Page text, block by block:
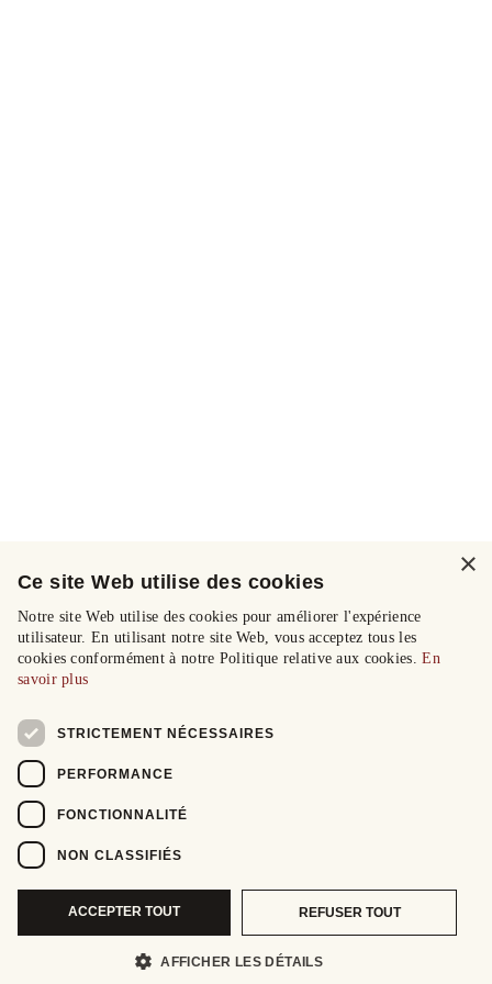
×
Ce site Web utilise des cookies
Notre site Web utilise des cookies pour améliorer l'expérience
utilisateur. En utilisant notre site Web, vous acceptez tous les
cookies conformément à notre Politique relative aux cookies.En
savoir plus
STRICTEMENT NÉCESSAIRES
PERFORMANCE
FONCTIONNALITÉ
NON CLASSIFIÉS
ACCEPTER TOUT REFUSER TOUT
AFFICHER LES DÉTAILS